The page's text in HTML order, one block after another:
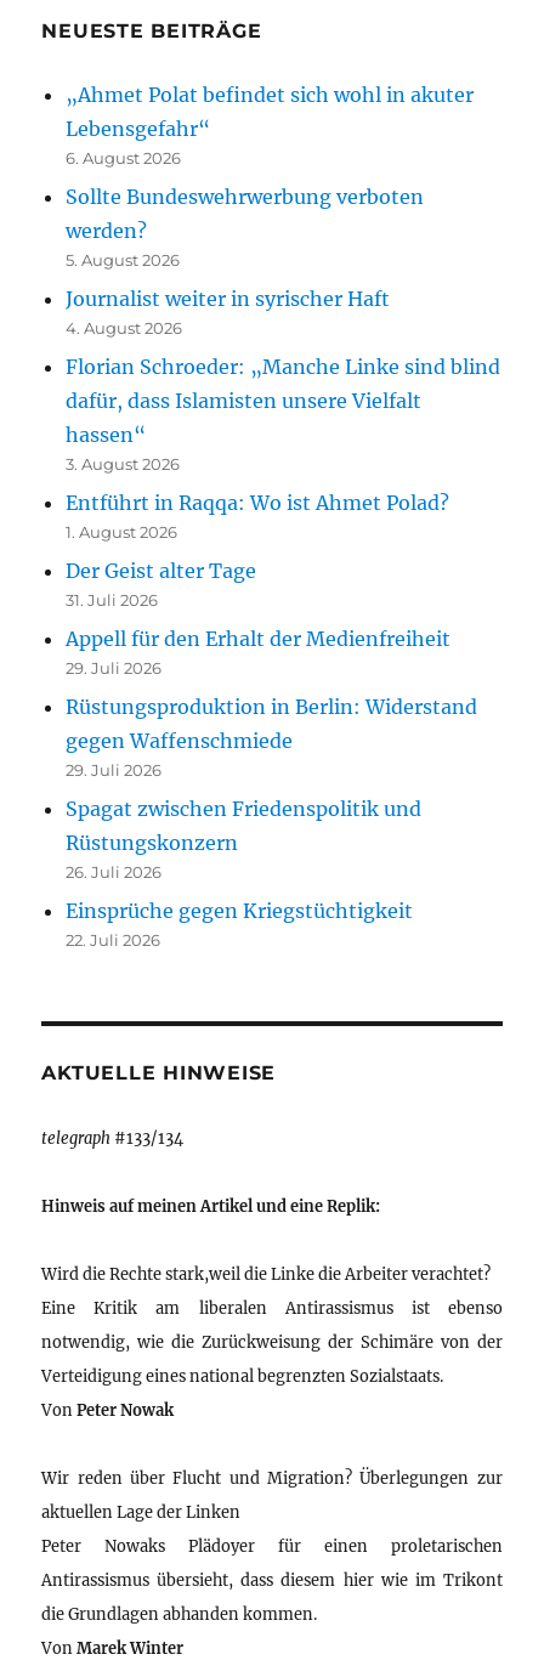
NEUESTE BEITRÄGE
„Ahmet Polat befindet sich wohl in akuter
Lebensgefahr“
6. August 2026
Sollte Bundeswehrwerbung verboten
werden?
5. August 2026
Journalist weiter in syrischer Haft
4. August 2026
Florian Schroeder: „Manche Linke sind blind
dafür, dass Islamisten unsere Vielfalt
hassen“
3. August 2026
Entführt in Raqqa: Wo ist Ahmet Polad?
1. August 2026
Der Geist alter Tage
31. Juli 2026
Appell für den Erhalt der Medienfreiheit
29. Juli 2026
Rüstungsproduktion in Berlin: Widerstand
gegen Waffenschmiede
29. Juli 2026
Spagat zwischen Friedenspolitik und
Rüstungskonzern
26. Juli 2026
Einsprüche gegen Kriegstüchtigkeit
22. Juli 2026
AKTUELLE HINWEISE
telegraph #133/134
Hinweis auf meinen Artikel und eine Replik:
Wird die Rechte stark,weil die Linke die Arbeiter verachtet?
Eine Kritik am liberalen Antirassismus ist ebenso
notwendig, wie die Zurückweisung der Schimäre von der
Verteidigung eines national begrenzten Sozialstaats.
VonPeter Nowak
Wir reden über Flucht und Migration? Überlegungen zur
aktuellen Lage der Linken
Peter Nowaks Plädoyer für einen proletarischen
Antirassismus übersieht, dass diesem hier wie im Trikont
die Grundlagen abhanden kommen.
VonMarek Winter